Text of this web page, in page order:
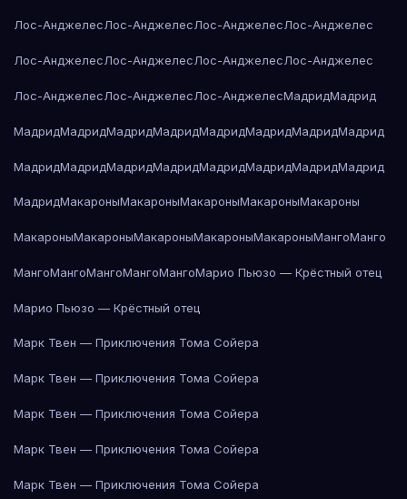
Лос-АнджелесЛос-АнджелесЛос-АнджелесЛос-Анджелес
Лос-АнджелесЛос-АнджелесЛос-АнджелесЛос-Анджелес
Лос-АнджелесЛос-АнджелесЛос-АнджелесМадридМадрид
МадридМадридМадридМадридМадридМадридМадридМадрид
МадридМадридМадридМадридМадридМадридМадридМадрид
МадридМакароныМакароныМакароныМакароныМакароны
МакароныМакароныМакароныМакароныМакароныМангоМанго
МангоМангоМангоМангоМангоМарио Пьюзо — Крёстный отец
Марио Пьюзо — Крёстный отец
Марк Твен — Приключения Тома Сойера
Марк Твен — Приключения Тома Сойера
Марк Твен — Приключения Тома Сойера
Марк Твен — Приключения Тома Сойера
Марк Твен — Приключения Тома Сойера